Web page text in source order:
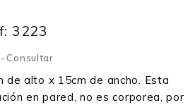
3223
Consultar
de alto x 15cm de ancho. Esta
en pared, no es corporea, por